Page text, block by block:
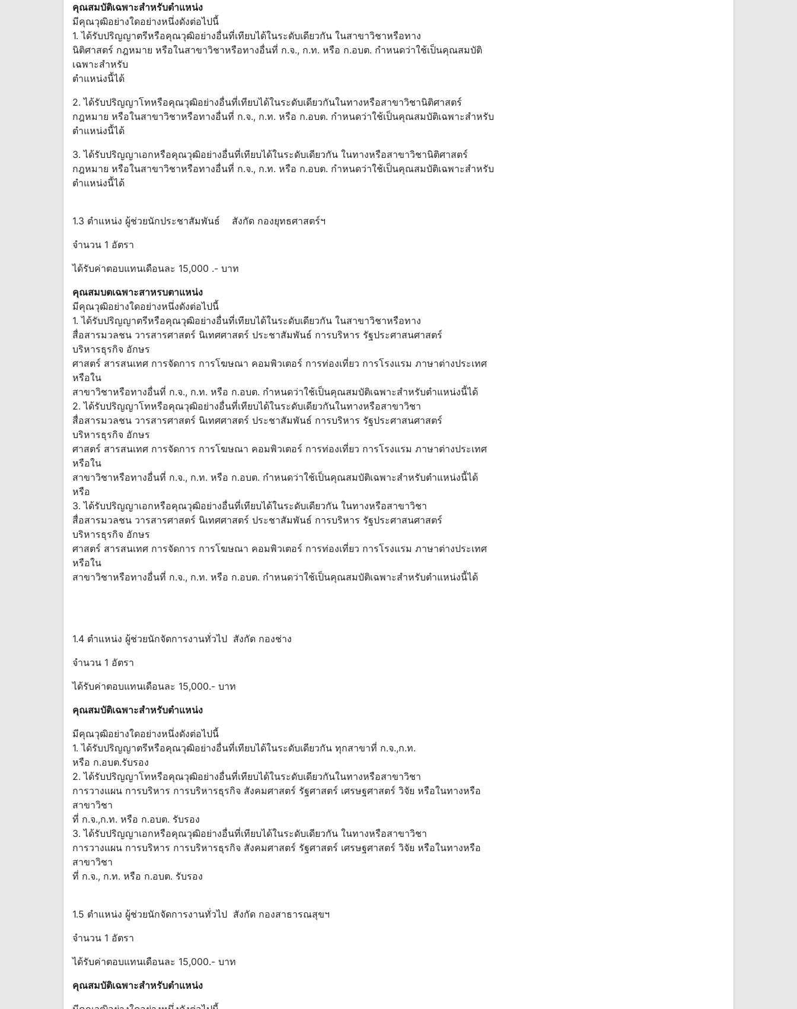
คุณสมบัติเฉพาะสำหรับตำแหน่ง
มีคุณวุฒิอย่างใดอย่างหนึ่งดังต่อไปนี้
1. ได้รับปริญญาตรีหรือคุณวุฒิอย่างอื่นที่เทียบได้ในระดับเดียวกัน ในสาขาวิชาหรือทาง
นิติศาสตร์ กฎหมาย หรือในสาขาวิชาหรือทางอื่นที่ ก.จ., ก.ท. หรือ ก.อบต. กำหนดว่าใช้เป็นคุณสมบัติ
เฉพาะสำหรับ
ตำแหน่งนี้ได้
2. ได้รับปริญญาโทหรือคุณวุฒิอย่างอื่นที่เทียบได้ในระดับเดียวกันในทางหรือสาขาวิชานิติศาสตร์
กฎหมาย หรือในสาขาวิชาหรือทางอื่นที่ ก.จ., ก.ท. หรือ ก.อบต. กำหนดว่าใช้เป็นคุณสมบัติเฉพาะสำหรับ
ตำแหน่งนี้ได้
3. ได้รับปริญญาเอกหรือคุณวุฒิอย่างอื่นที่เทียบได้ในระดับเดียวกัน ในทางหรือสาขาวิชานิติศาสตร์
กฎหมาย หรือในสาขาวิชาหรือทางอื่นที่ ก.จ., ก.ท. หรือ ก.อบต. กำหนดว่าใช้เป็นคุณสมบัติเฉพาะสำหรับ
ตำแหน่งนี้ได้
1.3 ตำแหน่ง ผู้ช่วยนักประชาสัมพันธ์ สังกัด กองยุทธศาสตร์ฯ
จำนวน 1 อัตรา
ได้รับค่าตอบแทนเดือนละ 15,000 .- บาท
คุณสมบตเฉพาะสาหรบตาแหน่ง
มีคุณวุฒิอย่างใดอย่างหนึ่งดังต่อไปนี้
1. ได้รับปริญญาตรีหรือคุณวุฒิอย่างอื่นที่เทียบได้ในระดับเดียวกัน ในสาขาวิชาหรือทาง
สื่อสารมวลชน วารสารศาสตร์ นิเทศศาสตร์ ประชาสัมพันธ์ การบริหาร รัฐประศาสนศาสตร์
บริหารธุรกิจ อักษร
ศาสตร์ สารสนเทศ การจัดการ การโฆษณา คอมพิวเตอร์ การท่องเที่ยว การโรงแรม ภาษาต่างประเทศ
หรือใน
สาขาวิชาหรือทางอื่นที่ ก.จ., ก.ท. หรือ ก.อบต. กำหนดว่าใช้เป็นคุณสมบัติเฉพาะสำหรับตำแหน่งนี้ได้
2. ได้รับปริญญาโทหรือคุณวุฒิอย่างอื่นที่เทียบได้ในระดับเดียวกันในทางหรือสาขาวิชา
สื่อสารมวลชน วารสารศาสตร์ นิเทศศาสตร์ ประชาสัมพันธ์ การบริหาร รัฐประศาสนศาสตร์
บริหารธุรกิจ อักษร
ศาสตร์ สารสนเทศ การจัดการ การโฆษณา คอมพิวเตอร์ การท่องเที่ยว การโรงแรม ภาษาต่างประเทศ
หรือใน
สาขาวิชาหรือทางอื่นที่ ก.จ., ก.ท. หรือ ก.อบต. กำหนดว่าใช้เป็นคุณสมบัติเฉพาะสำหรับตำแหน่งนี้ได้
หรือ
3. ได้รับปริญญาเอกหรือคุณวุฒิอย่างอื่นที่เทียบได้ในระดับเดียวกัน ในทางหรือสาขาวิชา
สื่อสารมวลชน วารสารศาสตร์ นิเทศศาสตร์ ประชาสัมพันธ์ การบริหาร รัฐประศาสนศาสตร์
บริหารธุรกิจ อักษร
ศาสตร์ สารสนเทศ การจัดการ การโฆษณา คอมพิวเตอร์ การท่องเที่ยว การโรงแรม ภาษาต่างประเทศ
หรือใน
สาขาวิชาหรือทางอื่นที่ ก.จ., ก.ท. หรือ ก.อบต. กำหนดว่าใช้เป็นคุณสมบัติเฉพาะสำหรับตำแหน่งนี้ได้
1.4 ตำแหน่ง ผู้ช่วยนักจัดการงานทั่วไป สังกัด กองช่าง
จำนวน 1 อัตรา
ได้รับค่าตอบแทนเดือนละ 15,000.- บาท
คุณสมบัติเฉพาะสำหรับตำแหน่ง
มีคุณวุฒิอย่างใดอย่างหนึ่งดังต่อไปนี้
1. ได้รับปริญญาตรีหรือคุณวุฒิอย่างอื่นที่เทียบได้ในระดับเดียวกัน ทุกสาขาที่ ก.จ.,ก.ท.
หรือ ก.อบต.รับรอง
2. ได้รับปริญญาโทหรือคุณวุฒิอย่างอื่นที่เทียบได้ในระดับเดียวกันในทางหรือสาขาวิชา
การวางแผน การบริหาร การบริหารธุรกิจ สังคมศาสตร์ รัฐศาสตร์ เศรษฐศาสตร์ วิจัย หรือในทางหรือ
สาขาวิชา
ที่ ก.จ.,ก.ท. หรือ ก.อบต. รับรอง
3. ได้รับปริญญาเอกหรือคุณวุฒิอย่างอื่นที่เทียบได้ในระดับเดียวกัน ในทางหรือสาขาวิชา
การวางแผน การบริหาร การบริหารธุรกิจ สังคมศาสตร์ รัฐศาสตร์ เศรษฐศาสตร์ วิจัย หรือในทางหรือ
สาขาวิชา
ที่ ก.จ., ก.ท. หรือ ก.อบต. รับรอง
1.5 ตำแหน่ง ผู้ช่วยนักจัดการงานทั่วไป สังกัด กองสาธารณสุขฯ
จำนวน 1 อัตรา
ได้รับค่าตอบแทนเดือนละ 15,000.- บาท
คุณสมบัติเฉพาะสำหรับตำแหน่ง